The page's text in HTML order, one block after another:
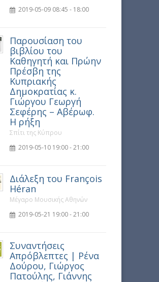
2019-05-09 08:45 - 18:00
Παρουσίαση του
βιβλίου του
Καθηγητή και Πρώην
Πρέσβη της
Κυπριακής
Δημοκρατίας κ.
Γιώργου Γεωργή
Σεφέρης – Αβέρωφ.
Η ρήξη
Σπίτι της Κύπρου
2019-05-10 19:00 - 21:00
Διάλεξη του François
Héran
Μέγαρο Μουσικής Αθηνών
2019-05-21 19:00 - 21:00
Συναντήσεις
Απρόβλεπτες | Ρένα
Δούρου, Γιώργος
Πατούλης, Γιάννης